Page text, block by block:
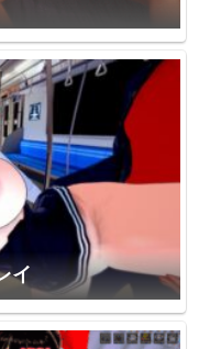
イ